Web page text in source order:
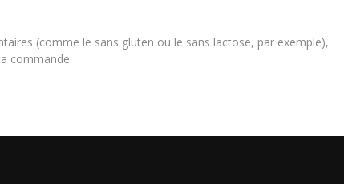
(comme le sans gluten ou le sans lactose, par exemple),
commande.